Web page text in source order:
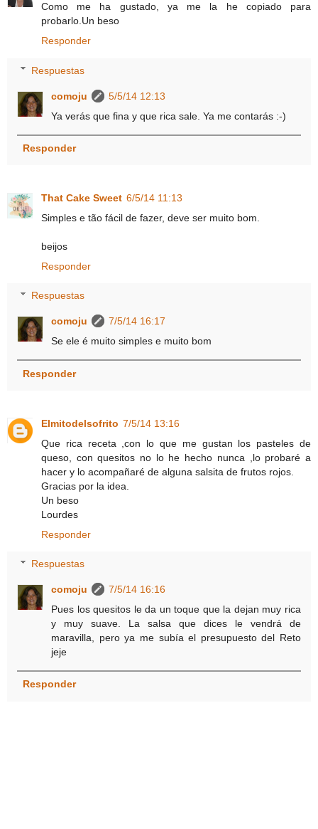
Como me ha gustado, ya me la he copiado para
probarlo.Un beso
Responder
Respuestas
comoju
5/5/14 12:13
Ya verás que fina y que rica sale. Ya me contarás :-)
Responder
That Cake Sweet 6/5/14 11:13
Simples e tão fácil de fazer, deve ser muito bom.
beijos
Responder
Respuestas
comoju
7/5/14 16:17
Se ele é muito simples e muito bom
Responder
Elmitodelsofrito 7/5/14 13:16
Que rica receta ,con lo que me gustan los pasteles de
queso, con quesitos no lo he hecho nunca ,lo probaré a
hacer y lo acompañaré de alguna salsita de frutos rojos.
Gracias por la idea.
Un beso
Lourdes
Responder
Respuestas
comoju
7/5/14 16:16
Pues los quesitos le da un toque que la dejan muy rica
y muy suave. La salsa que dices le vendrá de
maravilla, pero ya me subía el presupuesto del Reto
jeje
Responder